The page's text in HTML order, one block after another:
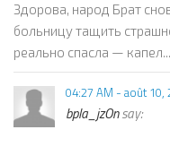
Здорова, народ Брат
больницу тащить
реально спасла — капел...
04:27 AM - août 10,
bpla_jzOnsay: